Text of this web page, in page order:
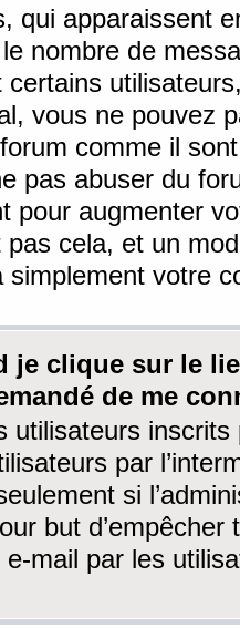
qui apparaissent
nombre de
certains
vous ne pouvez
comme il
pas abuser du
pour augmenter
pas cela, et un
simplement votre
je clique sur le
de me
utilisateurs
par
si
but
e-mail par les